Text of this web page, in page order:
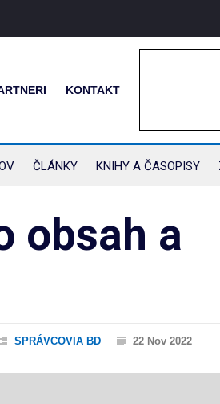
KONTAKT
ČLÁNKY KNIHY A ČASOPISY
obsah a
SPRÁVCOVIA BD
22 Nov 2022